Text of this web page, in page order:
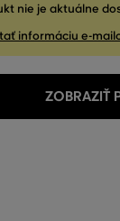
nie je aktuálne
informáciu e-
ZOBRAZIŤ